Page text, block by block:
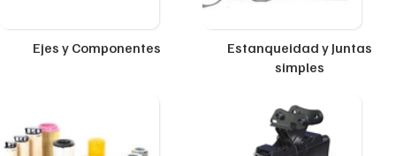
Ejes y Componentes
Estanqueidad y Juntas
simples